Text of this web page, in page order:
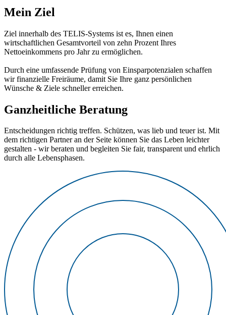
Mein Ziel
Ziel innerhalb des TELIS-Systems ist es, Ihnen einen
wirtschaftlichen Gesamtvorteil von zehn Prozent Ihres
Nettoeinkommens pro Jahr zu ermöglichen.
Durch eine umfassende Prüfung von Einsparpotenzialen schaffen
wir finanzielle Freiräume, damit Sie Ihre ganz persönlichen
Wünsche & Ziele schneller erreichen.
Ganzheitliche Beratung
Entscheidungen richtig treffen. Schützen, was lieb und teuer ist. Mit
dem richtigen Partner an der Seite können Sie das Leben leichter
gestalten - wir beraten und begleiten Sie fair, transparent und ehrlich
durch alle Lebensphasen.